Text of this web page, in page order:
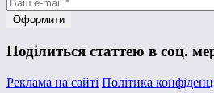
Поділиться статтею в соц.
Реклама на сайті Політика